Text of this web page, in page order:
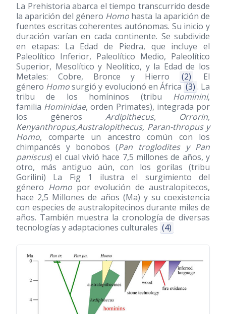
La Prehistoria abarca el tiempo transcurrido desde
la aparición del género Homo hasta la aparición de
fuentes escritas coherentes autónomas. Su inicio y
duración varían en cada continente. Se subdivide
en etapas: La Edad de Piedra, que incluye el
Paleolítico Inferior, Paleolítico Medio, Paleolítico
Superior, Mesolítico y Neolítico, y la Edad de los
Metales: Cobre, Bronce y Hierro
(2)
El
género Homosurgió y evolucionó en África (3) . La
tribu de los homíninos (tribu Hominini,
familia Hominidae, orden Primates), integrada por
los géneros Ardipithecus, Orrorin,
Kenyanthropus,Australopithecus, Paran-thropus y
Homo, comparte un ancestro común con los
chimpancés y bonobos (Pan troglodites y Pan
paniscus) el cual vivió hace 7,5 millones de años, y
otro, más antiguo aún, con los gorilas (tribu
Gorilini) La Fig 1 ilustra el surgimiento del
género Homopor evolución de australopitecos,
hace 2,5 Millones de años (Ma) y su coexistencia
con especies de australopitecinos durante miles de
años. También muestra la cronología de diversas
tecnologías y adaptaciones culturales (4)